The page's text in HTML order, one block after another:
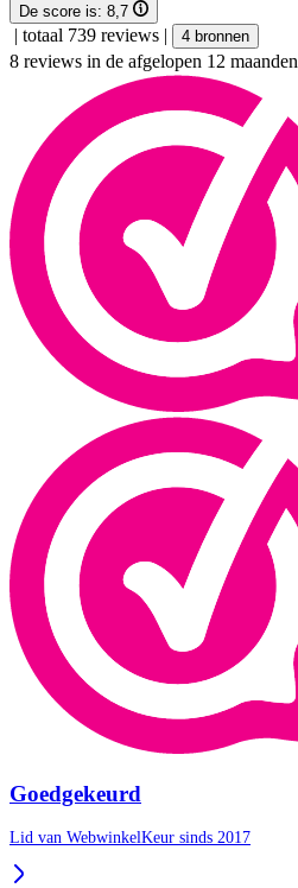
De score is: 8,7
| totaal 739 reviews | 4 bronnen
8 reviews in de afgelopen 12 maanden
Goedgekeurd
Lid van WebwinkelKeur sinds 2017